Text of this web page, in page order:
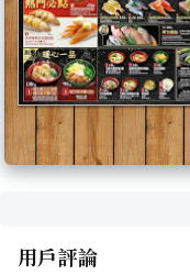
用戶評論